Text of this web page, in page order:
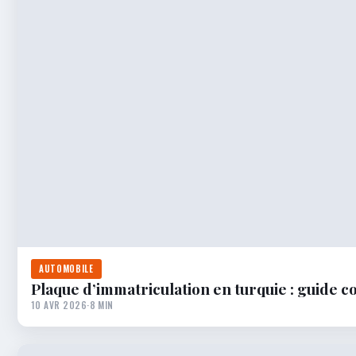
AUTOMOBILE
Plaque d’immatriculation en turquie : guide
10 AVR 2026·8 MIN